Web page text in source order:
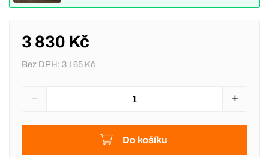
3 830 Kč
Bez DPH: 3 165 Kč
Do košíku